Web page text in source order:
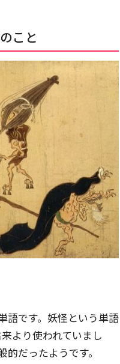
こと
語です。妖怪という単語
より使われていまし
だったようです。